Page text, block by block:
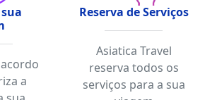
a
Reserva de Serviços
Asiatica Travel
reserva todos os
serviços para a sua